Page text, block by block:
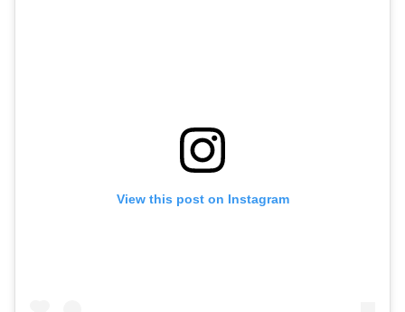
View this post on Instagram